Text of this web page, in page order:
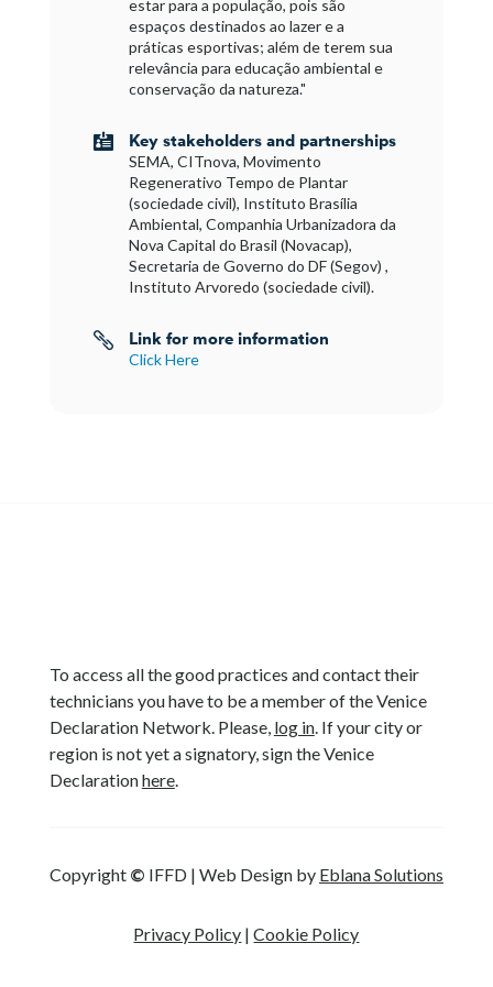
estar para a população, pois são
espaços destinados ao lazer e a
práticas esportivas; além de terem sua
relevância para educação ambiental e
conservação da natureza."
 Key stakeholders and partnerships
SEMA, CITnova, Movimento
Regenerativo Tempo de Plantar
(sociedade civil), Instituto Brasília
Ambiental, Companhia Urbanizadora da
Nova Capital do Brasil (Novacap),
Secretaria de Governo do DF (Segov) ,
Instituto Arvoredo (sociedade civil).
 Link for more information
Click Here
To access all the good practices and contact their
technicians you have to be a member of the Venice
Declaration Network. Please, log in. If your city or
region is not yet a signatory, sign the Venice
Declarationhere.
Copyright © IFFD | Web Design by Eblana Solutions
Privacy Policy |Cookie Policy